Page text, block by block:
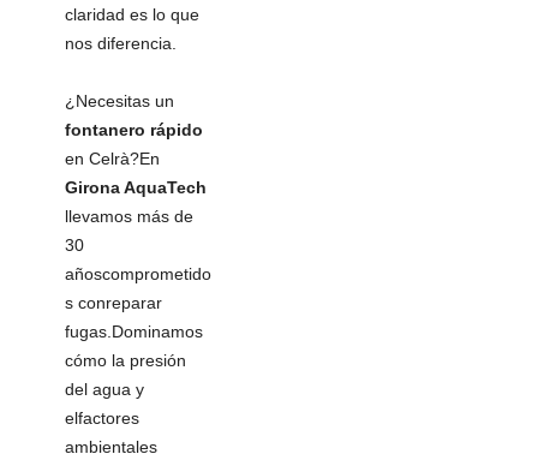
claridad es lo que
nos diferencia.
¿Necesitas un
fontanero rápido
en Celrà?En
Girona AquaTech
llevamos más de
30
añoscomprometido
s conreparar
fugas.Dominamos
cómo la presión
del agua y
elfactores
ambientales